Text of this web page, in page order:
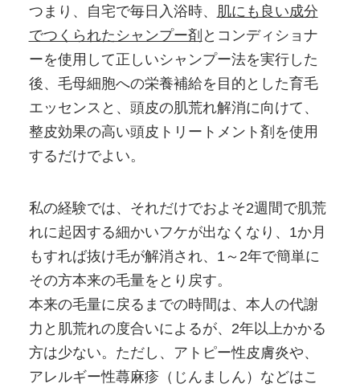
つまり、自宅で毎日入浴時、
肌にも良い成分
でつくられたシャンプー剤 とコンディショナ
ーを使用して正しいシャンプー法を実行した
後、毛母細胞への栄養補給を目的とした育毛
エッセンスと、頭皮の肌荒れ解消に向けて、
整皮効果の高い頭皮トリートメント剤を使用
するだけでよい。
私の経験では、それだけでおよそ2週間で肌荒
れに起因する細かいフケが出なくなり、1か月
もすれば抜け毛が解消され、1～2年で簡単に
その方本来の毛量をとり戻す。
本来の毛量に戻るまでの時間は、本人の代謝
力と肌荒れの度合いによるが、2年以上かかる
方は少ない。ただし、アトピー性皮膚炎や、
アレルギー性蕁麻疹（じんましん）などはこ